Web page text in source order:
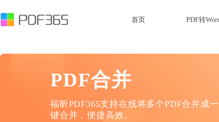
首页 PDF转
PDF合并
福昕PDF365支持在线将多个PDF合并成
键合并，便捷高效。